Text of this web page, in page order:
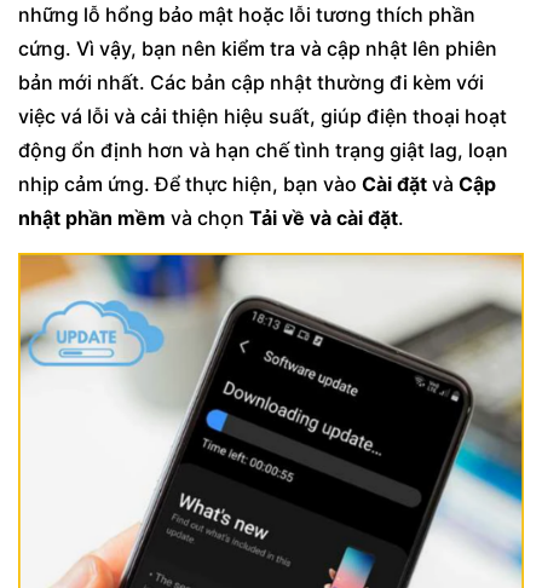
những lỗ hổng bảo mật hoặc lỗi tương thích phần
cứng. Vì vậy, bạn nên kiểm tra và cập nhật lên phiên
bản mới nhất. Các bản cập nhật thường đi kèm với
việc vá lỗi và cải thiện hiệu suất, giúp điện thoại hoạt
động ổn định hơn và hạn chế tình trạng giật lag, loạn
nhịp cảm ứng. Để thực hiện, bạn vào Cài đặt và Cập
nhật phần mềm và chọn Tải về và cài đặt.